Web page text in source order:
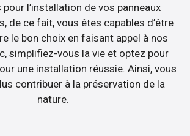
l’installation de vos panneaux
de ce fait, vous êtes capables d’être
le bon choix en faisant appel à nos
simplifiez-vous la vie et optez pour
une installation réussie. Ainsi, vous
contribuer à la préservation de la
nature.